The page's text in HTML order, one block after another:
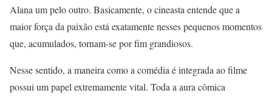
Alana um pelo outro. Basicamente, o cineasta entende que a
maior força da paixão está exatamente nesses pequenos momentos
que, acumulados, tornam-se por fim grandiosos.
Nesse sentido, a maneira como a comédia é integrada ao filme
possui um papel extremamente vital. Toda a aura cômica